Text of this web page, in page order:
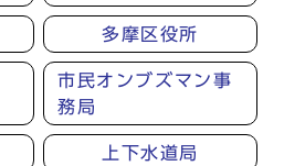
多摩区役所
市民オンブズマン事
務局
上下水道局